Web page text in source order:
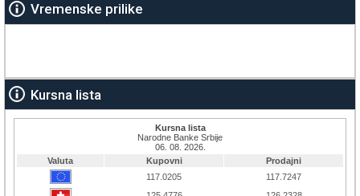
Vremenske prilike
Kursna lista